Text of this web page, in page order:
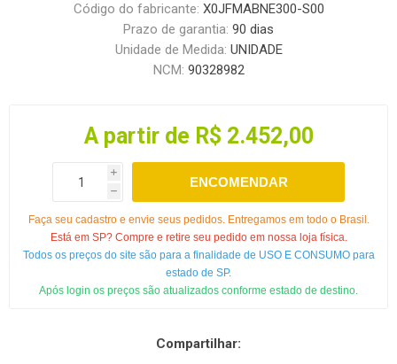
Código do fabricante: X0JFMABNE300-S00
Prazo de garantia: 90 dias
Unidade de Medida: UNIDADE
NCM: 90328982
A partir de R$ 2.452,00
i
h
ENCOMENDAR
Faça seu cadastro e envie seus pedidos. Entregamos em todo o Brasil.
Está em SP? Compre e retire seu pedido em nossa loja física.
Todos os preços do site são para a finalidade de USO E CONSUMO para
estado de SP.
Após login os preços são atualizados conforme estado de destino.
Compartilhar: